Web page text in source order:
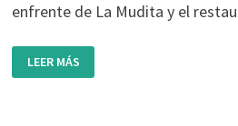
enfrente de La Mudita y el
APERTURAS
COMERCIOS
LEER MÁS